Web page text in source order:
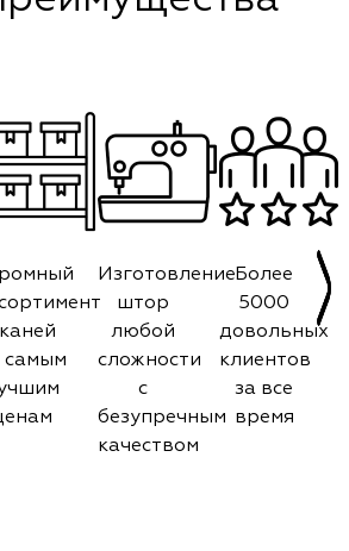
самым
Изготовление
штор
любой
сложности
с
безупречным
качеством
Более
5000
довольных
клиентов
за все
время